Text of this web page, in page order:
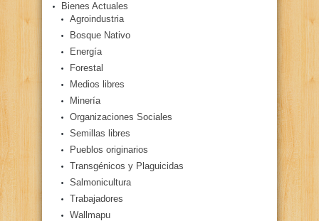
Bienes Actuales
Agroindustria
Bosque Nativo
Energía
Forestal
Medios libres
Minería
Organizaciones Sociales
Semillas libres
Pueblos originarios
Transgénicos y Plaguicidas
Salmonicultura
Trabajadores
Wallmapu